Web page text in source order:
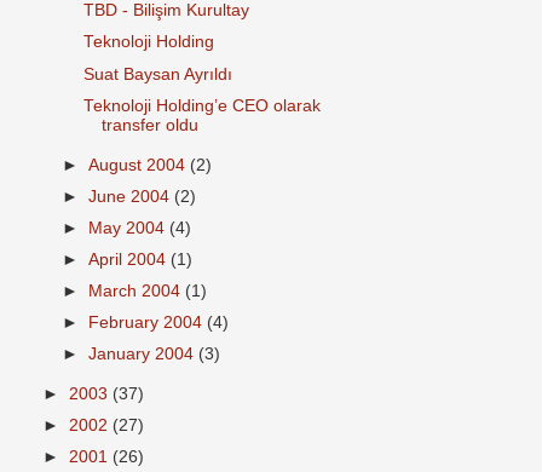
TBD - Bilişim Kurultay
Teknoloji Holding
Suat Baysan Ayrıldı
Teknoloji Holding’e CEO olarak
transfer oldu
►August 2004 (2)
►June 2004 (2)
►
May 2004 (4)
►April 2004 (1)
►
March 2004 (1)
►
February 2004 (4)
►January 2004 (3)
► 2003 (37)
► 2002 (27)
► 2001 (26)